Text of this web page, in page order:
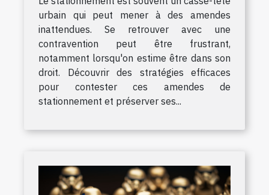
urbain qui peut mener à des amendes
inattendues. Se retrouver avec une
contravention peut être frustrant,
notamment lorsqu'on estime être dans son
droit. Découvrir des stratégies efficaces
pour contester ces amendes de
stationnement et préserver ses...